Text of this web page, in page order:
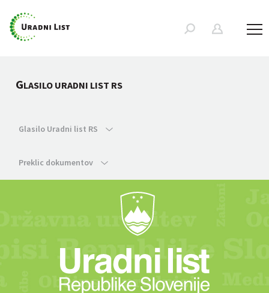
GLASILO URADNI LIST RS
Glasilo Uradni list RS
Preklic dokumentov